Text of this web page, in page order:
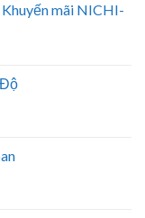
mãi NICHI-